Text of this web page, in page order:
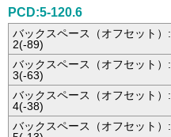
PCD:5-120.6
バックスペース（オフセット）:
2(-89)
バックスペース（オフセット）:
3(-63)
バックスペース（オフセット）:
4(-38)
バックスペース（オフセット）: